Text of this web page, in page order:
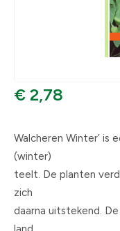
€ 2,78
Walcheren Winter’ is
(winter)
teelt. De planten
zich
daarna uitstekend.